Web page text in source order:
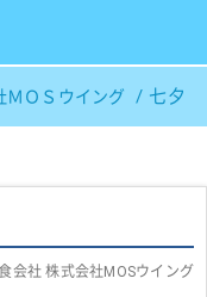
ＭＯＳウイング 七夕
会社 株式会社MOSウイング